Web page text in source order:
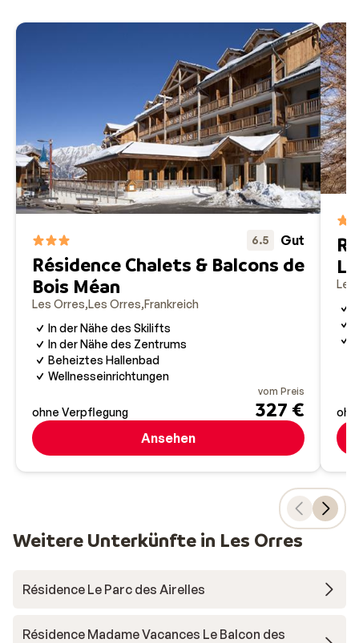
6.5 Gut
Résidence Chalets & Balcons de
Bois Méan
Les Orres Les Orres Frankreich
In der Nähe des Skilifts
In der Nähe des Zentrums
Beheiztes Hallenbad
Wellnesseinrichtungen
ohne Verpflegung
vom Preis
327 €
Ansehen
Les
Weitere Unterkünfte in Les Orres
Résidence Le Parc des Airelles
Résidence Madame Vacances Le Balcon des